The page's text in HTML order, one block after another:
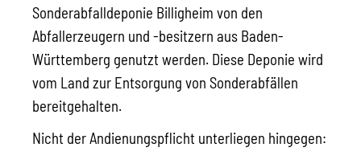
Sonderabfalldeponie Billigheim von den
Abfallerzeugern und -besitzern aus Baden-
Württemberg genutzt werden. Diese Deponie wird
vom Land zur Entsorgung von Sonderabfällen
bereitgehalten.
Nicht der Andienungspflicht unterliegen hingegen: